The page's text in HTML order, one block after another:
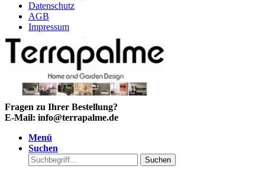
Datenschutz
AGB
Impressum
Fragen zu Ihrer Bestellung?
E-Mail: info@terrapalme.de
Menü
Suchen
Suchen